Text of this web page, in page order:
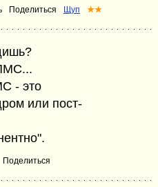
Поделиться Щуп ★★
- это
или пост-
Поделиться